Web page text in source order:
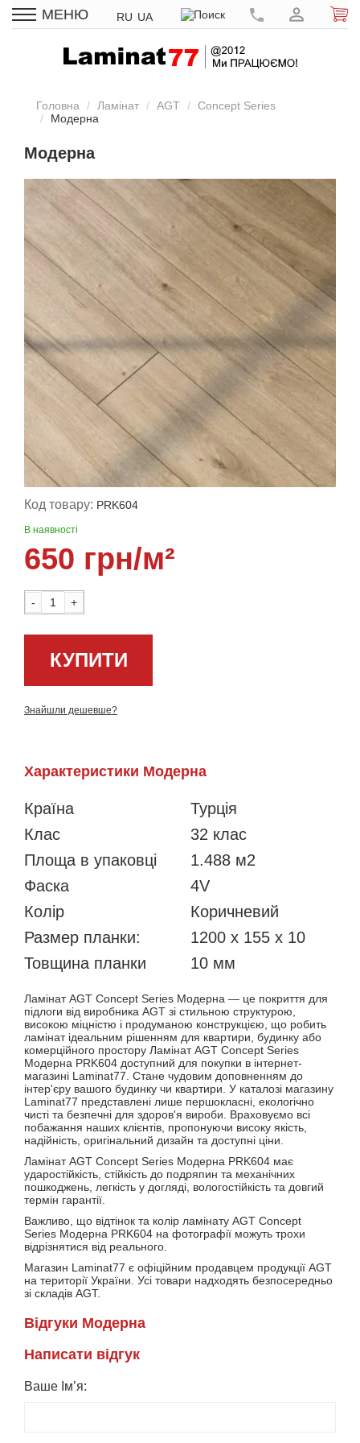
МЕНЮ RU UA
Головна Ламінат AGT
Concept Series
Модерна
Модерна
Код товару: PRK604
В наявності
650 грн/м²
- +
КУПИТИ
Знайшли дешевше?
Характеристики Модерна
Країна
Турція
Клас
32 клас
Площа в упаковці
1.488 м2
Фаска
4V
Колiр
Коричневий
Размер планки:
1200 х 155 х 10
Товщина планки
10 мм
Ламінат AGT Concept Series Модерна — це покриття для
підлоги від виробника AGT зі стильною структурою,
високою міцністю і продуманою конструкцією, що робить
ламінат ідеальним рішенням для квартири, будинку або
комерційного простору Ламінат AGT Concept Series
Модерна PRK604 доступний для покупки в інтернет-
магазині Laminat77. Стане чудовим доповненням до
інтер'єру вашого будинку чи квартири. У каталозі магазину
Laminat77 представлені лише першокласні, екологічно
чисті та безпечні для здоров'я вироби. Враховуємо всі
побажання наших клієнтів, пропонуючи високу якість,
надійність, оригінальний дизайн та доступні ціни.
Ламінат AGT Concept Series Модерна PRK604 має
ударостійкість, стійкість до подряпин та механічних
пошкоджень, легкість у догляді, вологостійкість та довгий
термін гарантії.
Важливо, що відтінок та колір ламінату AGT Concept
Series Модерна PRK604 на фотографії можуть трохи
відрізнятися від реального.
Магазин Laminat77 є офіційним продавцем продукції AGT
на території України. Усі товари надходять безпосередньо
зі складів AGT.
Вiдгуки Модерна
Написати вiдгук
Ваше Ім’я: